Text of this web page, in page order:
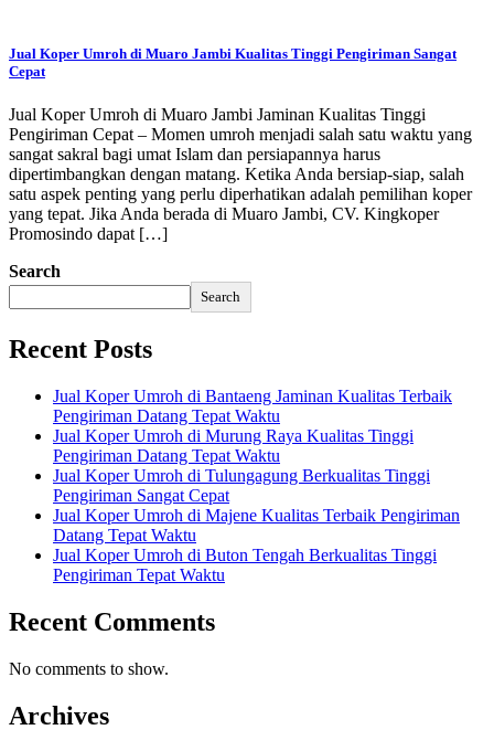
Jual Koper Umroh di Muaro Jambi Kualitas Tinggi Pengiriman Sangat
Cepat
Jual Koper Umroh di Muaro Jambi Jaminan Kualitas Tinggi
Pengiriman Cepat – Momen umroh menjadi salah satu waktu yang
sangat sakral bagi umat Islam dan persiapannya harus
dipertimbangkan dengan matang. Ketika Anda bersiap-siap, salah
satu aspek penting yang perlu diperhatikan adalah pemilihan koper
yang tepat. Jika Anda berada di Muaro Jambi, CV. Kingkoper
Promosindo dapat […]
Search
Search
Recent Posts
Jual Koper Umroh di Bantaeng Jaminan Kualitas Terbaik
Pengiriman Datang Tepat Waktu
Jual Koper Umroh di Murung Raya Kualitas Tinggi
Pengiriman Datang Tepat Waktu
Jual Koper Umroh di Tulungagung Berkualitas Tinggi
Pengiriman Sangat Cepat
Jual Koper Umroh di Majene Kualitas Terbaik Pengiriman
Datang Tepat Waktu
Jual Koper Umroh di Buton Tengah Berkualitas Tinggi
Pengiriman Tepat Waktu
Recent Comments
No comments to show.
Archives